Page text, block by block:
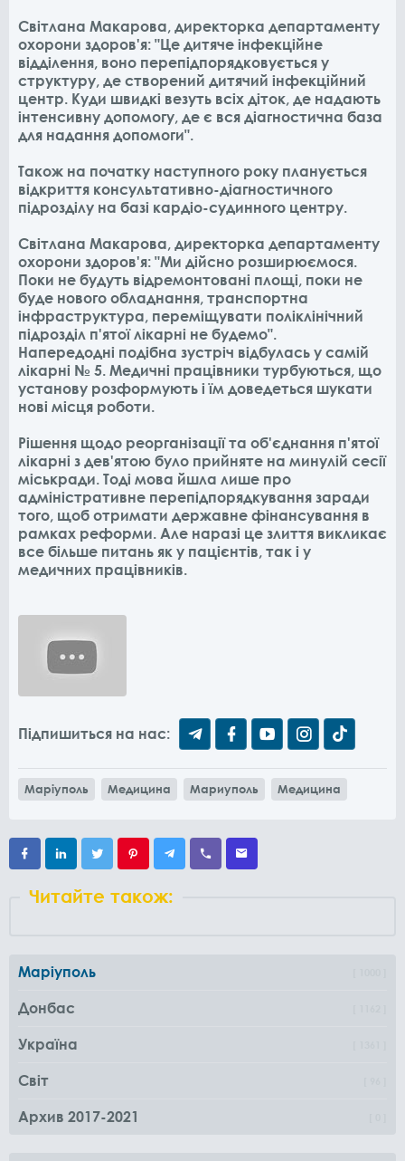
Світлана Макарова, директорка департаменту
охорони здоров'я: "Це дитяче інфекційне
відділення, воно перепідпорядковується у
структуру, де створений дитячий інфекційний
центр. Куди швидкі везуть всіх діток, де надають
інтенсивну допомогу, де є вся діагностична база
для надання допомоги".
Також на початку наступного року планується
відкриття консультативно-діагностичного
підрозділу на базі кардіо-судинного центру.
Світлана Макарова, директорка департаменту
охорони здоров'я: "Ми дійсно розширюємося.
Поки не будуть відремонтовані площі, поки не
буде нового обладнання, транспортна
інфраструктура, переміщувати поліклінічний
підрозділ п'ятої лікарні не будемо".
Напередодні подібна зустріч відбулась у самій
лікарні № 5. Медичні працівники турбуються, що
установу розформують і їм доведеться шукати
нові місця роботи.
Рішення щодо реорганізації та об'єднання п'ятої
лікарні з дев'ятою було прийняте на минулій сесії
міськради. Тоді мова йшла лише про
адміністративне перепідпорядкування заради
того, щоб отримати державне фінансування в
рамках реформи. Але наразі це злиття викликає
все більше питань як у пацієнтів, так і у
медичних працівників.
Підпишиться на нас:
Маріуполь Медицина Мариуполь Медицина
Читайте також:
Маріуполь
Донбас
Україна
Світ
Архив 2017-2021